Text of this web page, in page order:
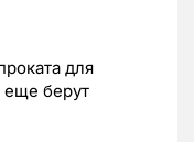
для
берут